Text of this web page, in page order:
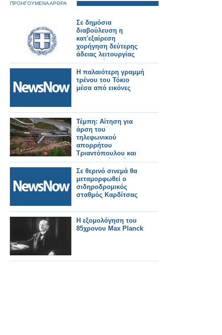
ΠΡΟΗΓΟΥΜΕΝΑ ΑΡΘΡΑ
Σε δημόσια
διαβούλευση η
κατ'εξαίρεση
χορήγηση δεύτερης
άδειας λειτουργίας
φαρμακείου σε
δημοτικές κοινότητες
άνω των 1.500
κατοίκων
Η παλαιότερη γραμμή
τρένου του Τόκιο
μέσα από εικόνες
Τέμπη: Αίτηση για
άρση του
τηλεφωνικού
απορρήτου
Τριαντόπουλου και
Αγοραστού από τον
Νίκο Πλακιά
Σε θερινό σινεμά θα
μεταμορφωθεί ο
σιδηροδρομικός
σταθμός Καρδίτσας
Η εξομολόγηση του
85χρονου Max Planck